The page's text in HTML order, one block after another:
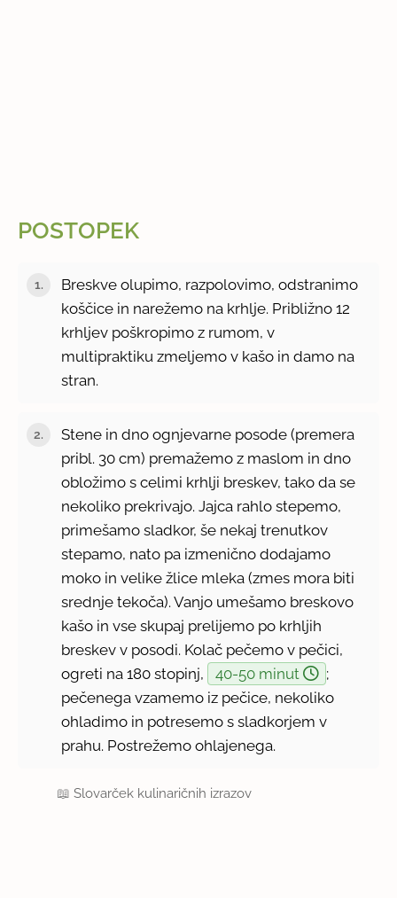
POSTOPEK
Breskve olupimo, razpolovimo, odstranimo
koščice in narežemo na krhlje. Približno 12
krhljev poškropimo z rumom, v
multipraktiku zmeljemo v kašo in damo na
stran.
Stene in dno ognjevarne posode (premera
pribl. 30 cm) premažemo z maslom in dno
obložimo s celimi krhlji breskev, tako da se
nekoliko prekrivajo. Jajca rahlo stepemo,
primešamo sladkor, še nekaj trenutkov
stepamo, nato pa izmenično dodajamo
moko in velike žlice mleka (zmes mora biti
srednje tekoča). Vanjo umešamo breskovo
kašo in vse skupaj prelijemo po krhljih
breskev v posodi. Kolač pečemo v pečici,
ogreti na 180 stopinj,
40-50 minut
;
pečenega vzamemo iz pečice, nekoliko
ohladimo in potresemo s sladkorjem v
prahu. Postrežemo ohlajenega.
📖Slovarček kulinaričnih izrazov